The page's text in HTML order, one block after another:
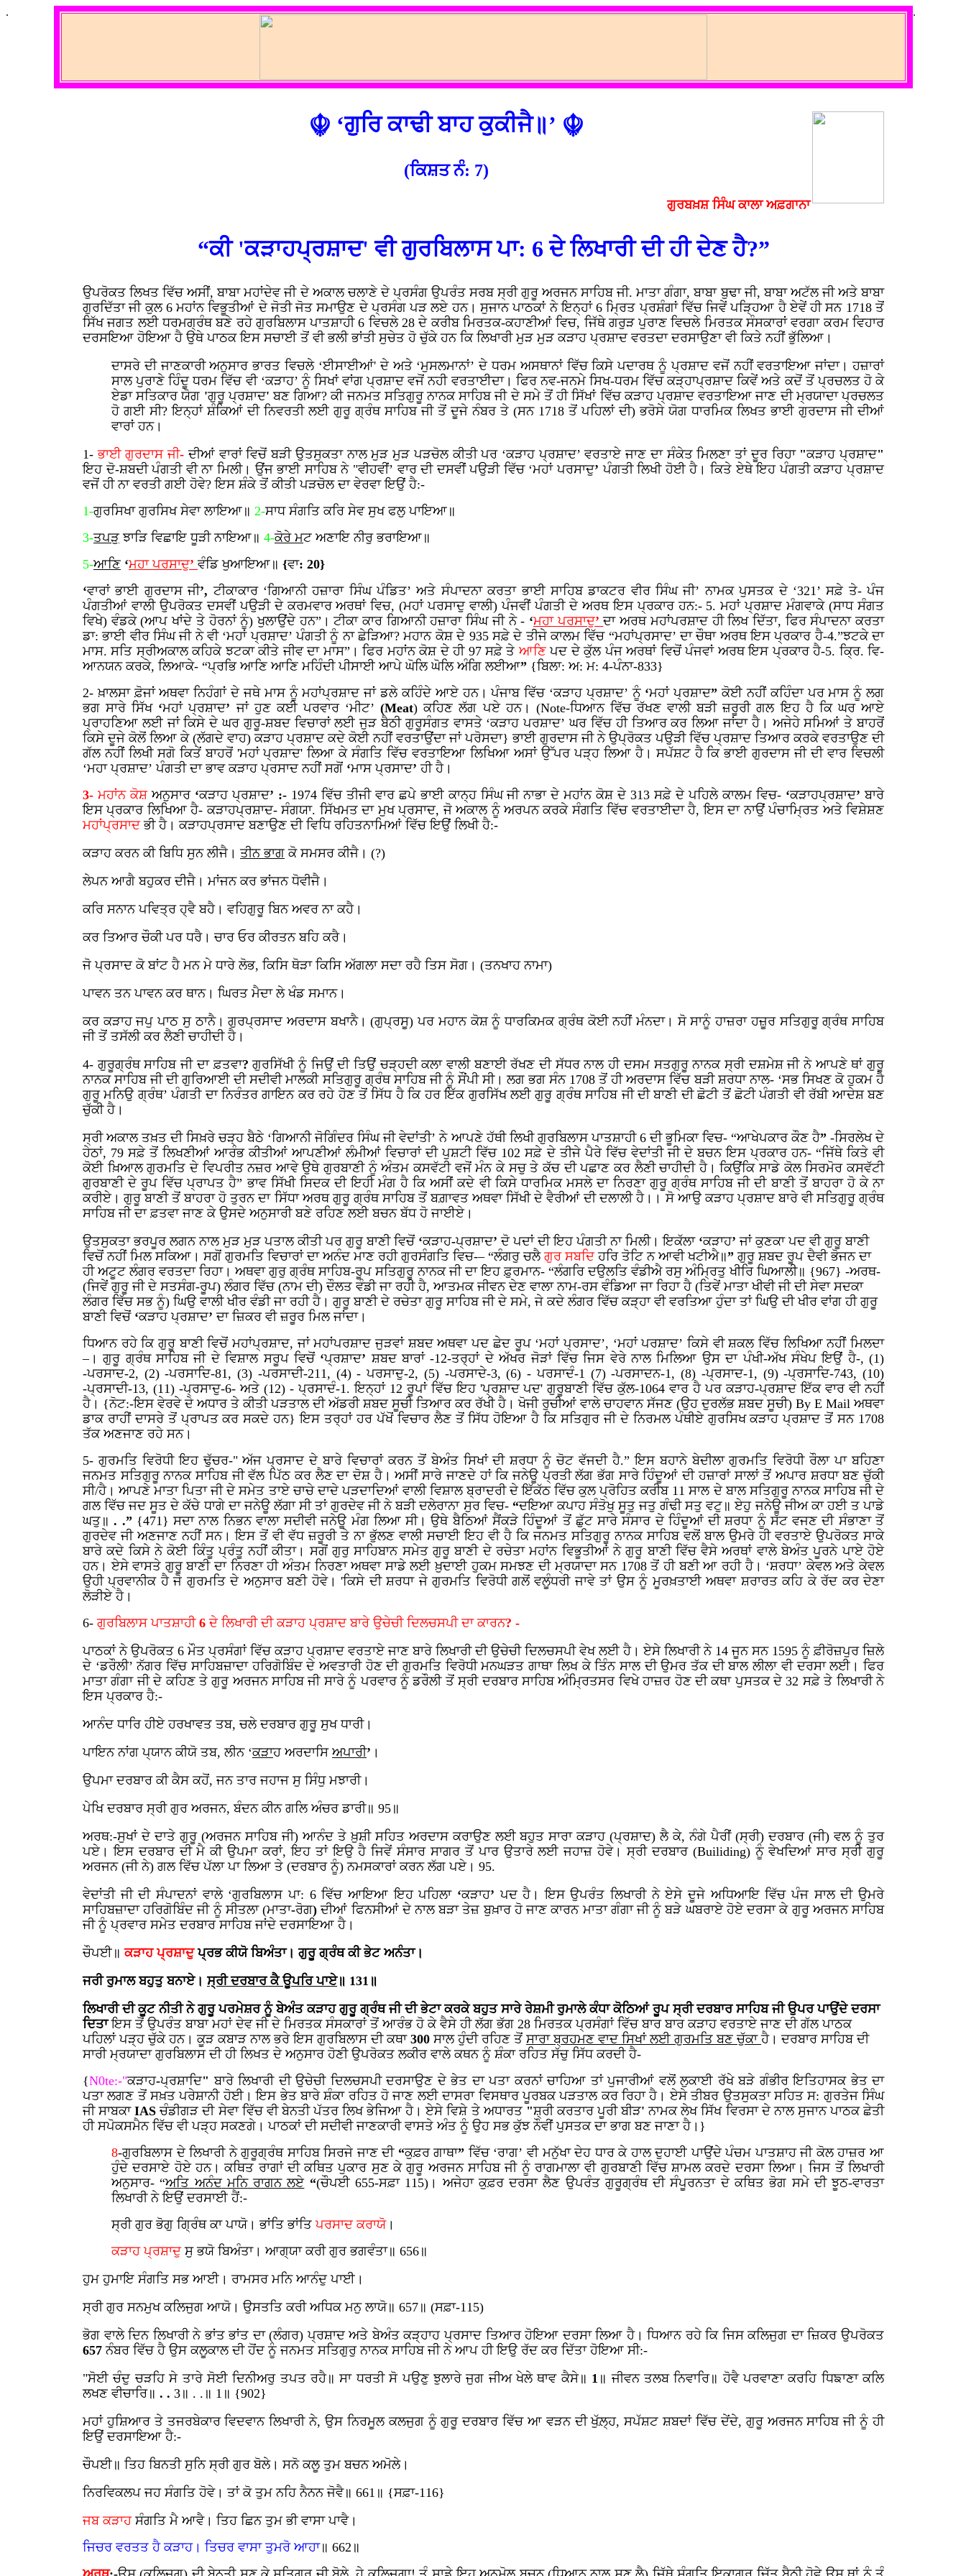
.
☬ ‘ਗੁਰਿ ਕਾਢੀ ਬਾਹ ਕੁਕੀਜੈ॥’ ☬
(ਕਿਸ਼ਤ ਨੰ: 7)
ਗੁਰਬਖ਼ਸ਼ ਸਿੰਘ ਕਾਲਾ ਅਫ਼ਗਾਨਾ
“ਕੀ 'ਕੜਾਹਪ੍ਰਸ਼ਾਦ' ਵੀ ਗੁਰਬਿਲਾਸ ਪਾ: 6 ਦੇ ਲਿਖਾਰੀ ਦੀ ਹੀ ਦੇਣ ਹੈ?”
ਉਪਰੋਕਤ ਲਿਖਤ ਵਿੱਚ ਅਸੀਂ, ਬਾਬਾ ਮਹਾਂਦੇਵ ਜੀ ਦੇ ਅਕਾਲ ਚਲਾਣੇ ਦੇ ਪ੍ਰਸੰਗ ਉਪਰੰਤ ਸਰਬ ਸ੍ਰੀ ਗੁਰੂ ਅਰਜਨ ਸਾਹਿਬ ਜੀ. ਮਾਤਾ ਗੰਗਾ, ਬਾਬਾ ਬੁਢਾ ਜੀ, ਬਾਬਾ ਅਟੱਲ ਜੀ ਅਤੇ ਬਾਬਾ
ਗੁਰਦਿੱਤਾ ਜੀ ਕੁਲ 6 ਮਹਾਂਨ ਵਿਭੂਤੀਆਂ ਦੇ ਜੋਤੀ ਜੋਤ ਸਮਾਉਣ ਦੇ ਪ੍ਰਸੰਗ ਪੜ ਲਏ ਹਨ। ਸੁਜਾਨ ਪਾਠਕਾਂ ਨੇ ਇਨ੍ਹਾਂ 6 ਮ੍ਰਿਤ ਪ੍ਰਸ਼ੰਗਾਂ ਵਿੱਚ ਜਿਵੇਂ ਪੜ੍ਹਿਆ ਹੈ ਏਵੇਂ ਹੀ ਸਨ 1718 ਤੋਂ
ਸਿੱਖ ਜਗਤ ਲਈ ਧਰਮਗ੍ਰੰਥ ਬਣੇ ਰਹੇ ਗੁਰਬਿਲਾਸ ਪਾਤਸ਼ਾਹੀ 6 ਵਿਚਲੇ 28 ਦੇ ਕਰੀਬ ਮਿਰਤਕ-ਕਹਾਣੀਆਂ ਵਿਚ, ਜਿੱਥੇ ਗਰੁੜ ਪੁਰਾਣ ਵਿਚਲੇ ਮਿਰਤਕ ਸੰਸਕਾਰਾਂ ਵਰਗਾ ਕਰਮ ਵਿਹਾਰ
ਦਰਸਇਆ ਹੋਇਆ ਹੈ ਉਥੇ ਪਾਠਕ ਇਸ ਸਚਾਈ ਤੋਂ ਵੀ ਭਲੀ ਭਾਂਤੀ ਸੁਚੇਤ ਹੋ ਚੁੱਕੇ ਹਨ ਕਿ ਲਿਖਾਰੀ ਮੁੜ ਮੁੜ ਕੜਾਹ ਪ੍ਰਸ਼ਾਦ ਵਰਤਦਾ ਦਰਸਾਉਣਾ ਵੀ ਕਿਤੇ ਨਹੀਂ ਭੁੱਲਿਆ।
ਦਾਸਰੇ ਦੀ ਜਾਣਕਾਰੀ ਅਨੁਸਾਰ ਭਾਰਤ ਵਿਚਲੇ ‘ਈਸਾਈਆਂ' ਦੇ ਅਤੇ ‘ਮੁਸਲਮਾਨ’ ਦੇ ਧਰਮ ਅਸਥਾਨਾਂ ਵਿੱਚ ਕਿਸੇ ਪਦਾਰਥ ਨੂੰ ਪ੍ਰਸ਼ਾਦ ਵਜੋਂ ਨਹੀਂ ਵਰਤਾਇਆ ਜਾਂਦਾ। ਹਜ਼ਾਰਾਂ
ਸਾਲ ਪੁਰਾਣੇ ਹਿੰਦੂ ਧਰਮ ਵਿੱਚ ਵੀ ‘ਕੜਾਹ’ ਨੂੰ ਸਿਖਾਂ ਵਾਂਗ ਪ੍ਰਸ਼ਾਦ ਵਜੋਂ ਨਹੀ ਵਰਤਾਈਦਾ। ਫਿਰ ਨਵ-ਜਨਮੇ ਸਿਖ-ਧਰਮ ਵਿੱਚ ਕੜ੍ਹਾਪ੍ਰਸ਼ਾਦ ਕਿਵੇਂ ਅਤੇ ਕਦੋਂ ਤੋਂ ਪ੍ਰਚਲਤ ਹੋ ਕੇ
ਏਡਾ ਸਤਿਕਾਰ ਯੋਗ 'ਗੁਰੂ ਪ੍ਰਸ਼ਾਦ' ਬਣ ਗਿਆ? ਕੀ ਜਨਮਤ ਸਤਿਗੁਰੂ ਨਾਨਕ ਸਾਹਿਬ ਜੀ ਦੇ ਸਮੇ ਤੋਂ ਹੀ ਸਿੱਖਾਂ ਵਿੱਚ ਕੜਾਹ ਪ੍ਰਸ਼ਾਦ ਵਰਤਾਇਆ ਜਾਣ ਦੀ ਮ੍ਰਯਾਦਾ ਪ੍ਰਚਲਤ
ਹੋ ਗਈ ਸੀ? ਇਨ੍ਹਾਂ ਸ਼ੰਕਿਆਂ ਦੀ ਨਿਵਰਤੀ ਲਈ ਗੁਰੂ ਗ੍ਰੰਥ ਸਾਹਿਬ ਜੀ ਤੋਂ ਦੂਜੇ ਨੰਬਰ ਤੇ (ਸਨ 1718 ਤੋਂ ਪਹਿਲਾਂ ਦੀ) ਭਰੋਸੇ ਯੋਗ ਧਾਰਮਿਕ ਲਿਖਤ ਭਾਈ ਗੁਰਦਾਸ ਜੀ ਦੀਆਂ
ਵਾਰਾਂ ਹਨ।
1-ਭਾਈ ਗੁਰਦਾਸ ਜੀ- ਦੀਆਂ ਵਾਰਾਂ ਵਿਚੋਂ ਬੜੀ ਉਤਸੁਕਤਾ ਨਾਲ ਮੁੜ ਮੁੜ ਪੜਚੋਲ ਕੀਤੀ ਪਰ ‘ਕੜਾਹ ਪ੍ਰਸ਼ਾਦ’ ਵਰਤਾਏ ਜਾਣ ਦਾ ਸੰਕੇਤ ਮਿਲਣਾ ਤਾਂ ਦੂਰ ਰਿਹਾ "ਕੜਾਹ ਪ੍ਰਸ਼ਾਦ"
ਇਹ ਦੋ-ਸ਼ਬਦੀ ਪੰਗਤੀ ਵੀ ਨਾ ਮਿਲੀ। ਉਂਜ ਭਾਈ ਸਾਹਿਬ ਨੇ "ਵੀਹਵੀਂ’ ਵਾਰ ਦੀ ਦਸਵੀਂ ਪਉੜੀ ਵਿੱਚ ‘ਮਹਾਂ ਪਰਸਾਦੁ’ਪੰਗਤੀ ਲਿਖੀ ਹੋਈ ਹੈ। ਕਿਤੇ ਏਥੇ ਇਹ ਪੰਗਤੀ ਕੜਾਹ ਪ੍ਰਸ਼ਾਦ
ਵਜੋਂ ਹੀ ਨਾ ਵਰਤੀ ਗਈ ਹੋਵੇ? ਇਸ ਸ਼ੰਕੇ ਤੋਂ ਕੀਤੀ ਪੜਚੋਲ ਦਾ ਵੇਰਵਾ ਇਉਂ ਹੈ:-
1-ਗੁਰਸਿਖਾ ਗੁਰਸਿਖ ਸੇਵਾ ਲਾਇਆ॥ 2-ਸਾਧ ਸੰਗਤਿ ਕਰਿ ਸੇਵ ਸੁਖ ਫਲੁ ਪਾਇਆ॥
3-ਤਪੜ ੁ ਝਾੜਿ ਵਿਛਾਇ ਧੂੜੀ ਨਾਇਆ॥ 4-ਕੋਰੇ ਮਟ ਅਣਾਇ ਨੀਰੁ ਭਰਾਇਆ॥
5-ਆਣਿ ‘ਮਹਾ ਪਰਸਾਦੁ’ ਵੰਡਿ ਖੁਆਇਆ॥ {ਵਾ: 20}
‘ਵਾਰਾਂ ਭਾਈ ਗੁਰਦਾਸ ਜੀ’, ਟੀਕਾਕਾਰ ‘ਗਿਆਨੀ ਹਜ਼ਾਰਾ ਸਿੰਘ ਪੰਡਿਤ’ ਅਤੇ ਸੰਪਾਦਨਾ ਕਰਤਾ ਭਾਈ ਸਾਹਿਬ ਡਾਕਟਰ ਵੀਰ ਸਿੰਘ ਜੀ’ ਨਾਮਕ ਪੁਸਤਕ ਦੇ ‘321’ ਸਫ਼ੇ ਤੇ- ਪੰਜ
ਪੰਗਤੀਆਂ ਵਾਲੀ ਉਪਰੋਕਤ ਦਸਵੀਂ ਪਉੜੀ ਦੇ ਕਰਮਵਾਰ ਅਰਥਾਂ ਵਿਚ, (ਮਹਾਂ ਪਰਸਾਦੁ ਵਾਲੀ) ਪੰਜਵੀਂ ਪੰਗਤੀ ਦੇ ਅਰਥ ਇਸ ਪ੍ਰਕਾਰ ਹਨ:- 5. ਮਹਾਂ ਪ੍ਰਸ਼ਾਦ ਮੰਗਵਾਕੇ (ਸਾਧ ਸੰਗਤ
ਵਿਖੇ) ਵੰਡਕੇ (ਆਪ ਖਾਂਦੇ ਤੇ ਹੋਰਨਾਂ ਨੂੰ) ਖੁਲਾਉਂਦੇ ਹਨ”। ਟੀਕਾ ਕਾਰ ਗਿਆਨੀ ਹਜ਼ਾਰਾ ਸਿੰਘ ਜੀ ਨੇ - ‘ਮਹਾ ਪਰਸਾਦੁ’ਦਾ ਅਰਥ ਮਹਾਂਪਰਸ਼ਾਦ ਹੀ ਲਿਖ ਦਿੱਤਾ, ਫਿਰ ਸੰਪਾਦਨਾ ਕਰਤਾ
ਡਾ: ਭਾਈ ਵੀਰ ਸਿੰਘ ਜੀ ਨੇ ਵੀ ‘ਮਹਾਂ ਪ੍ਰਸ਼ਾਦ’ ਪੰਗਤੀ ਨੂੰ ਨਾ ਛੇੜਿਆ? ਮਹਾਨ ਕੋਸ਼ ਦੇ 935 ਸਫ਼ੇ ਦੇ ਤੀਜੇ ਕਾਲਮ ਵਿੱਚ “ਮਹਾਂਪ੍ਰਸਾਦ’ ਦਾ ਚੌਥਾ ਅਰਥ ਇਸ ਪ੍ਰਕਾਰ ਹੈ-4.”ਝਟਕੇ ਦਾ
ਮਾਸ. ਸਤਿ ਸ੍ਰੀਅਕਾਲ ਕਹਿਕੇ ਝਟਕਾ ਕੀਤੇ ਜੀਵ ਦਾ ਮਾਸ”। ਫਿਰ ਮਹਾਂਨ ਕੋਸ਼ ਦੇ ਹੀ 97 ਸਫ਼ੇ ਤੇ ਆਣਿ ਪਦ ਦੇ ਕੁੱਲ ਪੰਜ ਅਰਥਾਂ ਵਿਚੋਂ ਪੰਜਵਾਂ ਅਰਥ ਇਸ ਪ੍ਰਕਾਰ ਹੈ-5. ਕ੍ਰਿ. ਵਿ-
ਆਨਯਨ ਕਰਕੇ, ਲਿਆਕੇ- “ਪ੍ਰਭਿ ਆਣਿ ਆਣਿ ਮਹਿੰਦੀ ਪੀਸਾਈ ਆਪੇ ਘੋਲਿ ਘੋਲਿ ਅੰਗਿ ਲਈਆ” {ਬਿਲਾ: ਅ: ਮ: 4-ਪੰਨਾ-833}
2-ਖ਼ਾਲਸਾ ਫ਼ੋਜਾਂ ਅਥਵਾ ਨਿਹੰਗਾਂ ਦੇ ਜਥੇ ਮਾਸ ਨੂੰ ਮਹਾਂਪ੍ਰਸ਼ਾਦ ਜਾਂ ਡਲੇ ਕਹਿੰਦੇ ਆਏ ਹਨ। ਪੰਜਾਬ ਵਿੱਚ ‘ਕੜਾਹ ਪ੍ਰਸ਼ਾਦ’ ਨੂੰ‘ਮਹਾਂ ਪ੍ਰਸ਼ਾਦ”ਕੋਈ ਨਹੀਂ ਕਹਿੰਦਾ ਪਰ ਮਾਸ ਨੂੰ ਲਗ
ਭਗ ਸਾਰੇ ਸਿੱਖ ‘ਮਹਾਂ ਪ੍ਰਸ਼ਾਦ’ਜਾਂ ਹੁਣ ਕਈ ਪਰਵਾਰ ‘ਮੀਟ’(Meat) ਕਹਿਣ ਲੱਗ ਪਏ ਹਨ। (Note-ਧਿਆਨ ਵਿੱਚ ਰੱਖਣ ਵਾਲੀ ਬੜੀ ਜ਼ਰੂਰੀ ਗਲ ਇਹ ਹੈ ਕਿ ਘਰ ਆਏ
ਪ੍ਰਾਹਣਿਆ ਲਈ ਜਾਂ ਕਿਸੇ ਦੇ ਘਰ ਗੁਰੂ-ਸ਼ਬਦ ਵਿਚਾਰਾਂ ਲਈ ਜੁੜ ਬੈਠੀ ਗੁਰੂਸੰਗਤ ਵਾਸਤੇ ‘ਕੜਾਹ ਪਰਸ਼ਾਦ’ ਘਰ ਵਿੱਚ ਹੀ ਤਿਆਰ ਕਰ ਲਿਆ ਜਾਂਦਾ ਹੈ। ਅਜੇਹੇ ਸਮਿਆਂ ਤੇ ਬਾਹਰੋਂ
ਕਿਸੇ ਦੂਜੇ ਕੋਲੋਂ ਲਿਆ ਕੇ (ਲੱਗਦੇ ਵਾਹ) ਕੜਾਹ ਪ੍ਰਸ਼ਾਦ ਕਦੇ ਕੋਈ ਨਹੀਂ ਵਰਤਾਉਂਦਾ ਜਾਂ ਪਰੋਸਦਾ} ਭਾਈ ਗੁਰਦਾਸ ਜੀ ਨੇ ਉਪ੍ਰੋਕਤ ਪਉੜੀ ਵਿੱਚ ਪ੍ਰਸ਼ਾਦ ਤਿਆਰ ਕਰਕੇ ਵਰਤਾਉਣ ਦੀ
ਗੱਲ ਨਹੀਂ ਲਿਖੀ ਸਗੋ ਕਿਤੇਂ ਬਾਹਰੋਂ 'ਮਹਾਂ ਪ੍ਰਸ਼ਾਦ' ਲਿਆ ਕੇ ਸੰਗਤਿ ਵਿੱਚ ਵਰਤਾਇਆ ਲਿਖਿਆ ਅਸਾਂ ਉੱਪਰ ਪੜ੍ਹ ਲਿਆ ਹੈ। ਸਪੱਸ਼ਟ ਹੈ ਕਿ ਭਾਈ ਗੁਰਦਾਸ ਜੀ ਦੀ ਵਾਰ ਵਿਚਲੀ
‘ਮਹਾ ਪ੍ਰਸ਼ਾਦ’ ਪੰਗਤੀ ਦਾ ਭਾਵ ਕੜਾਹ ਪ੍ਰਸਾਦ ਨਹੀਂ ਸਗੋਂ ‘ਮਾਸ ਪ੍ਰਸਾਦ’ਹੀ ਹੈ।
3- ਮਹਾਂਨ ਕੋਸ਼ ਅਨੁਸਾਰ‘ਕੜਾਹ ਪ੍ਰਸ਼ਾਦ’ :-1974 ਵਿੱਚ ਤੀਜੀ ਵਾਰ ਛਪੇ ਭਾਈ ਕਾਨ੍ਹ ਸਿੰਘ ਜੀ ਨਾਭਾ ਦੇ ਮਹਾਂਨ ਕੋਸ਼ ਦੇ 313 ਸਫ਼ੇ ਦੇ ਪਹਿਲੇ ਕਾਲਮ ਵਿਚ- ‘ਕੜਾਹਪ੍ਰਸ਼ਾਦ’ਬਾਰੇ
ਇਸ ਪ੍ਰਕਾਰ ਲਿਖਿਆ ਹੈ- ਕੜਾਹਪ੍ਰਸ਼ਾਦ- ਸੰਗਯਾ. ਸਿੱਖਮਤ ਦਾ ਮੁਖ ਪ੍ਰਸਾਦ, ਜੋ ਅਕਾਲ ਨੂੰ ਅਰਪਨ ਕਰਕੇ ਸੰਗਤਿ ਵਿੱਚ ਵਰਤਾਈਦਾ ਹੈ, ਇਸ ਦਾ ਨਾਉਂ ਪੰਚਾਮ੍ਰਿਤ ਅਤੇ ਵਿਸ਼ੇਸ਼ਣ
ਮਹਾਂਪ੍ਰਸਾਦਭੀ ਹੈ। ਕੜਾਹਪ੍ਰਸਾਦ ਬਣਾਉਣ ਦੀ ਵਿਧਿ ਰਹਿਤਨਾਮਿਆਂ ਵਿੱਚ ਇਉਂ ਲਿਖੀ ਹੈ:-
ਕੜਾਹ ਕਰਨ ਕੀ ਬਿਧਿ ਸੁਨ ਲੀਜੈ। ਤੀਨ ਭਾਗ ਕੋ ਸਮਸਰ ਕੀਜੈ। (?)
ਲੇਪਨ ਆਗੈ ਬਹੁਕਰ ਦੀਜੈ। ਮਾਂਜਨ ਕਰ ਭਾਂਜਨ ਧੋਵੀਜੈ।
ਕਰਿ ਸਨਾਨ ਪਵਿਤ੍ਰ ਹ੍ਵੈ ਬਹੈ। ਵਹਿਗੁਰੂ ਬਿਨ ਅਵਰ ਨਾ ਕਹੈ।
ਕਰ ਤਿਆਰ ਚੌਕੀ ਪਰ ਧਰੈ। ਚਾਰ ਓਰ ਕੀਰਤਨ ਬਹਿ ਕਰੈ।
ਜੋ ਪ੍ਰਸਾਦ ਕੋ ਬਾਂਟ ਹੈ ਮਨ ਮੇ ਧਾਰੇ ਲੋਭ, ਕਿਸਿ ਥੋੜਾ ਕਿਸਿ ਅੱਗਲਾ ਸਦਾ ਰਹੈ ਤਿਸ ਸੋਗ। (ਤਨਖਾਹ ਨਾਮਾ)
ਪਾਵਨ ਤਨ ਪਾਵਨ ਕਰ ਥਾਨ। ਘਿਰਤ ਮੈਦਾ ਲੇ ਖੰਡ ਸਮਾਨ।
ਕਰ ਕੜਾਹ ਜਪੁ ਪਾਠ ਸੁ ਠਾਨੈ। ਗੁਰਪ੍ਰਸਾਦ ਅਰਦਾਸ ਬਖਾਨੈ। (ਗੁਪ੍ਰਸੂ) ਪਰ ਮਹਾਨ ਕੋਸ਼ ਨੂੰ ਧਾਰਕਿਮਕ ਗ੍ਰੰਥ ਕੋਈ ਨਹੀਂ ਮੰਨਦਾ। ਸੋ ਸਾਨੂੰ ਹਾਜ਼ਰਾ ਹਜ਼ੂਰ ਸਤਿਗੁਰੂ ਗ੍ਰੰਥ ਸਾਹਿਬ
ਜੀ ਤੋਂ ਤਸੱਲੀ ਕਰ ਲੈਣੀ ਚਾਹੀਦੀ ਹੈ।
4- ਗੁਰੂਗ੍ਰੰਥ ਸਾਹਿਬ ਜੀ ਦਾ ਫ਼ਤਵਾ?ਗੁਰਸਿੱਖੀ ਨੂੰ ਜਿਉਂ ਦੀ ਤਿਉਂ ਚੜ੍ਹਦੀ ਕਲਾ ਵਾਲੀ ਬਣਾਈ ਰੱਖਣ ਦੀ ਸੱਧਰ ਨਾਲ ਹੀ ਦਸਮ ਸਤਗੁਰੂ ਨਾਨਕ ਸ੍ਰੀ ਦਸ਼ਮੇਸ਼ ਜੀ ਨੇ ਆਪਣੇ ਥਾਂ ਗੁਰੂ
ਨਾਨਕ ਸਾਹਿਬ ਜੀ ਦੀ ਗੁਰਿਆਈ ਦੀ ਸਦੀਵੀ ਮਾਲਕੀ ਸਤਿਗੁਰੂ ਗ੍ਰੰਥ ਸਾਹਿਬ ਜੀ ਨੂੰ ਸੌਂਪੀ ਸੀ। ਲਗ ਭਗ ਸੰਨ 1708 ਤੋਂ ਹੀ ਅਰਦਾਸ ਵਿੱਚ ਬੜੀ ਸ਼ਰਧਾ ਨਾਲ- ‘ਸਭ ਸਿਖਣ ਕੋ ਹੁਕਮ ਹੈ
ਗੁਰੂ ਮਨਿਉ ਗ੍ਰੰਥ’ ਪੰਗਤੀ ਦਾ ਨਿਰੰਤਰ ਗਾਇਨ ਕਰ ਰਹੇ ਹੋਣ ਤੋਂ ਸਿੱਧ ਹੈ ਕਿ ਹਰ ਇੱਕ ਗੁਰਸਿੱਖ ਲਈ ਗੁਰੂ ਗ੍ਰੰਥ ਸਾਹਿਬ ਜੀ ਦੀ ਬਾਣੀ ਦੀ ਛੋਟੀ ਤੋਂ ਛੋਟੀ ਪੰਗਤੀ ਵੀ ਰੱਬੀ ਆਦੇਸ਼ ਬਣ
ਚੁੱਕੀ ਹੈ।
ਸ੍ਰੀ ਅਕਾਲ ਤਖ਼ਤ ਦੀ ਸਿਖ਼ਰੇ ਚੜ੍ਹ ਬੈਠੇ ‘ਗਿਆਨੀ ਜੋਗਿੰਦਰ ਸਿੰਘ ਜੀ ਵੇਦਾਂਤੀ’ ਨੇ ਆਪਣੇ ਹੱਥੀ ਲਿਖੀ ਗੁਰਬਿਲਾਸ ਪਾਤਸ਼ਾਹੀ 6 ਦੀ ਭੂਮਿਕਾ ਵਿਚ- “ਆਖੇਪਕਾਰ ਕੌਣ ਹੈ” -ਸਿਰਲੇਖ ਦੇ
ਹੇਠਾਂ, 79 ਸਫ਼ੇ ਤੋਂ ਲਿਖਣੀਆਂ ਆਰੰਭ ਕੀਤੀਆਂ ਆਪਣੀਆਂ ਲੰਮੀਆਂ ਵਿਚਾਰਾਂ ਦੀ ਪੁਸ਼ਟੀ ਵਿੱਚ 102 ਸਫ਼ੇ ਦੇ ਤੀਜੇ ਪੈਰੇ ਵਿੱਚ ਵੇਦਾਂਤੀ ਜੀ ਦੇ ਬਚਨ ਇਸ ਪ੍ਰਕਾਰ ਹਨ- “ਜਿੱਥੇ ਕਿਤੇ ਵੀ
ਕੋਈ ਖ਼ਿਆਲ ਗੁਰਮਤਿ ਦੇ ਵਿਪਰੀਤ ਨਜ਼ਰ ਆਵੇ ਉਥੇ ਗੁਰਬਾਣੀ ਨੂੰ ਅੰਤਮ ਕਸਵੱਟੀ ਵਜੋਂ ਮੰਨ ਕੇ ਸਚੁ ਤੇ ਕੱਚ ਦੀ ਪਛਾਣ ਕਰ ਲੈਣੀ ਚਾਹੀਦੀ ਹੈ। ਕਿਉਂਕਿ ਸਾਡੇ ਕੋਲ ਸਿਰਮੋਰ ਕਸਵੱਟੀ
ਗੁਰਬਾਣੀ ਦੇ ਰੂਪ ਵਿੱਚ ਪ੍ਰਾਪਤ ਹੈ” ਭਾਵ ਸਿੱਖੀ ਸਿਦਕ ਦੀ ਇਹੀ ਮੰਗ ਹੈ ਕਿ ਅਸੀਂ ਕਦੇ ਵੀ ਕਿਸੇ ਧਾਰਮਿਕ ਮਸਲੇ ਦਾ ਨਿਰਣਾ ਗੁਰੂ ਗ੍ਰੰਥ ਸਾਹਿਬ ਜੀ ਦੀ ਬਾਣੀ ਤੋਂ ਬਾਹਰਾ ਹੋ ਕੇ ਨਾ
ਕਰੀਏ। ਗੁਰੂ ਬਾਣੀ ਤੋਂ ਬਾਹਰਾ ਹੋ ਤੁਰਨ ਦਾ ਸਿੱਧਾ ਅਰਥ ਗੁਰੂ ਗ੍ਰੰਥ ਸਾਹਿਬ ਤੋਂ ਬਗ਼ਾਵਤ ਅਥਵਾ ਸਿੱਖੀ ਦੇ ਵੈਰੀਆਂ ਦੀ ਦਲਾਲੀ ਹੈ।। ਸੋ ਆਉ ਕੜਾਹ ਪ੍ਰਸ਼ਾਦ ਬਾਰੇ ਵੀ ਸਤਿਗੁਰੂ ਗ੍ਰੰਥ
ਸਾਹਿਬ ਜੀ ਦਾ ਫ਼ਤਵਾ ਜਾਣ ਕੇ ਉਸਦੇ ਅਨੁਸਾਰੀ ਬਣੇ ਰਹਿਣ ਲਈ ਬਚਨ ਬੱਧ ਹੋ ਜਾਈਏ।
ਉਤਸੁਕਤਾ ਭਰਪੂਰ ਲਗਨ ਨਾਲ ਮੁੜ ਮੁੜ ਪਤਾਲ ਕੀਤੀ ਪਰ ਗੁਰੂ ਬਾਣੀ ਵਿਚੋਂ ‘ਕੜਾਹ-ਪ੍ਰਸ਼ਾਦ’ ਦੋ ਪਦਾਂ ਦੀ ਇਹ ਪੰਗਤੀ ਨਾ ਮਿਲੀ। ਇਕੱਲਾ ‘ਕੜਾਹ’ਜਾਂ ਕੁਣਕਾ ਪਦ ਵੀ ਗੁਰੂ ਬਾਣੀ
ਵਿਚੋਂ ਨਹੀਂ ਮਿਲ ਸਕਿਆ। ਸਗੋਂ ਗੁਰਮਤਿ ਵਿਚਾਰਾਂ ਦਾ ਅਨੰਦ ਮਾਣ ਰਹੀ ਗੁਰਸੰਗਤਿ ਵਿਚ-– “ਲੰਗਰੁ ਚਲੈ ਗੁਰ ਸਬਦਿ ਹਰਿ ਤੋਟਿ ਨ ਆਵੀ ਖਟੀਐ॥” ਗੁਰੂ ਸ਼ਬਦ ਰੂਪ ਦੈਵੀ ਭੋਜਨ ਦਾ
ਹੀ ਅਟੂਟ ਲੰਗਰ ਵਰਤਦਾ ਰਿਹਾ। ਅਥਵਾ ਗੁਰੁ ਗ੍ਰੰਥ ਸਾਹਿਬ-ਰੂਪ ਸਤਿਗੁਰੂ ਨਾਨਕ ਜੀ ਦਾ ਇਹ ਫ਼ੁਰਮਾਨ- “ਲੰਗਰਿ ਦਉਲਤਿ ਵੰਡੀਐ ਰਸੁ ਅੰਮ੍ਰਿਤੁ ਖੀਰਿ ਘਿਆਲੀ॥ {967} -ਅਰਥ-
(ਜਿਵੇਂ ਗੁਰੂ ਜੀ ਦੇ ਸਤਸੰਗ-ਰੂਪ) ਲੰਗਰ ਵਿੱਚ (ਨਾਮ ਦੀ) ਦੌਲਤ ਵੰਡੀ ਜਾ ਰਹੀ ਹੈ, ਆਤਮਕ ਜੀਵਨ ਦੇਣ ਵਾਲਾ ਨਾਮ-ਰਸ ਵੰਡਿਆ ਜਾ ਰਿਹਾ ਹੈ (ਤਿਵੇਂ ਮਾਤਾ ਖੀਵੀ ਜੀ ਦੀ ਸੇਵਾ ਸਦਕਾ
ਲੰਗਰ ਵਿੱਚ ਸਭ ਨੂੰ) ਘਿਉ ਵਾਲੀ ਖੀਰ ਵੰਡੀ ਜਾ ਰਹੀ ਹੈ। ਗੁਰੂ ਬਾਣੀ ਦੇ ਰਚੇਤਾ ਗੁਰੂ ਸਾਹਿਬ ਜੀ ਦੇ ਸਮੇ, ਜੇ ਕਦੇ ਲੰਗਰ ਵਿੱਚ ਕੜ੍ਹਾ ਵੀ ਵਰਤਿਆ ਹੁੰਦਾ ਤਾਂ ਘਿਉ ਦੀ ਖੀਰ ਵਾਂਗ ਹੀ ਗੁਰੂ
ਬਾਣੀ ਵਿਚੋਂ ‘ਕੜਾਹ ਪ੍ਰਸ਼ਾਦ’ ਦਾ ਜ਼ਿਕਰ ਵੀ ਜ਼ਰੂਰ ਮਿਲ ਜਾਂਦਾ।
ਧਿਆਨ ਰਹੇ ਕਿ ਗੁਰੂ ਬਾਣੀ ਵਿਚੋਂ ਮਹਾਂਪ੍ਰਸ਼ਾਦ, ਜਾਂ ਮਹਾਂਪਰਸ਼ਾਦ ਜੁੜਵਾਂ ਸ਼ਬਦ ਅਥਵਾ ਪਦ ਛੇਦ ਰੂਪ ‘ਮਹਾਂ ਪ੍ਰਸਾਦ’, ‘ਮਹਾਂ ਪਰਸ਼ਾਦ’ ਕਿਸੇ ਵੀ ਸ਼ਕਲ ਵਿੱਚ ਲਿਖਿਆ ਨਹੀਂ ਮਿਲਦਾ
–। ਗੁਰੂ ਗ੍ਰੰਥ ਸਾਹਿਬ ਜੀ ਦੇ ਵਿਸ਼ਾਲ ਸਰੂਪ ਵਿਚੋਂ ‘ਪ੍ਰਸ਼ਾਦ’ ਸ਼ਬਦ ਬਾਰਾਂ -12-ਤਰ੍ਹਾਂ ਦੇ ਅੱਖਰ ਜੋੜਾਂ ਵਿੱਚ ਜਿਸ ਵੇਰੇ ਨਾਲ ਮਿਲਿਆ ਉਸ ਦਾ ਪੰਖੀ-ਅੱਖ ਸੰਖੇਪ ਇਉਂ ਹੈ-, (1)
-ਪਰਸਾਦ-2, (2) -ਪਰਸਾਦਿ-81, (3) -ਪਰਸਾਦੀ-211, (4) - ਪਰਸਾਦੁ-2, (5) -ਪਰਸਾਦੇ-3, (6) - ਪਰਸਾਦੰ-1 (7) -ਪਰਸਾਦਨ-1, (8) -ਪ੍ਰਸਾਦ-1, (9) -ਪ੍ਰਸਾਦਿ-743, (10)
-ਪ੍ਰਸਾਦੀ-13, (11) -ਪ੍ਰਸਾਦੁ-6- ਅਤੇ (12) - ਪ੍ਰਸਾਦੰ-1. ਇਨ੍ਹਾਂ 12 ਰੂਪਾਂ ਵਿੱਚ ਇਹ 'ਪ੍ਰਸ਼ਾਦ ਪਦ' ਗੁਰੂਬਾਣੀ ਵਿੱਚ ਕੁੱਲ-1064 ਵਾਰ ਹੈ ਪਰ ਕੜਾਹ-ਪ੍ਰਸ਼ਾਦ ਇੱਕ ਵਾਰ ਵੀ ਨਹੀਂ
ਹੈ। {ਨੋਟ:-ਇਸ ਵੇਰਵੇ ਦੇ ਅਧਾਰ ਤੇ ਕੀਤੀ ਪੜਤਾਲ ਦੀ ਅੱਡਰੀ ਸ਼ਬਦ ਸੂਚੀ ਤਿਆਰ ਕਰ ਰੱਖੀ ਹੈ। ਖੋਜੀ ਰੁਚੀਆਂ ਵਾਲੇ ਚਾਹਵਾਨ ਸੱਜਣ (ਉਹ ਦੁਰਲੱਭ ਸ਼ਬਦ ਸੂਚੀ) By E Mail ਅਥਵਾ
ਡਾਕ ਰਾਹੀਂ ਦਾਸਰੇ ਤੋਂ ਪ੍ਰਾਪਤ ਕਰ ਸਕਦੇ ਹਨ} ਇਸ ਤਰ੍ਹਾਂ ਹਰ ਪੱਖੋਂ ਵਿਚਾਰ ਲੈਣ ਤੋਂ ਸਿੱਧ ਹੋਇਆ ਹੈ ਕਿ ਸਤਿਗੁਰ ਜੀ ਦੇ ਨਿਰਮਲ ਪੰਥੀਏ ਗੁਰਸਿਖ ਕੜਾਹ ਪ੍ਰਸ਼ਾਦ ਤੋਂ ਸਨ 1708
ਤੱਕ ਅਣਜਾਣ ਰਹੇ ਸਨ।
5- ਗੁਰਮਤਿ ਵਿਰੋਧੀ ਇਹ ਢੁੱਚਰ-" ਅੱਜ ਪ੍ਰਸਾਦ ਦੇ ਬਾਰੇ ਵਿਚਾਰਾਂ ਕਰਨ ਤੋਂ ਬੇਅੰਤ ਸਿਖਾਂ ਦੀ ਸ਼ਰਧਾ ਨੂੰ ਚੋਟ ਵੱਜਦੀ ਹੈ.” ਇਸ ਬਹਾਨੇ ਬੇਦੀਲਾ ਗੁਰਮਤਿ ਵਿਰੋਧੀ ਰੌਲਾ ਪਾ ਬਹਿਣਾ
ਜਨਮਤ ਸਤਿਗੁਰੂ ਨਾਨਕ ਸਾਹਿਬ ਜੀ ਵੱਲ ਪਿੱਠ ਕਰ ਲੈਣ ਦਾ ਦੋਸ਼ ਹੈ। ਅਸੀਂ ਸਾਰੇ ਜਾਣਦੇ ਹਾਂ ਕਿ ਜਨੇਊ ਪ੍ਰਤੀ ਲੱਗ ਭੱਗ ਸਾਰੇ ਹਿੰਦੂਆਂ ਦੀ ਹਜ਼ਾਰਾਂ ਸਾਲਾਂ ਤੋਂ ਅਪਾਰ ਸ਼ਰਧਾ ਬਣ ਚੁੱਕੀ
ਸੀ/ਹੈ। ਆਪਣੇ ਮਾਤਾ ਪਿਤਾ ਜੀ ਦੇ ਸਮੇਤ ਤਾਏ ਚਾਚੇ ਦਾਦੇ ਪੜਦਾਦਿਆਂ ਵਾਲੀ ਵਿਸ਼ਾਲ ਬ੍ਰਾਦਰੀ ਦੇ ਇੱਕੱਠ ਵਿੱਚ ਕੁਲ ਪ੍ਰੋਹਿਤ ਕਰੀਬ 11 ਸਾਲ ਦੇ ਬਾਲ ਸਤਿਗੁਰੂ ਨਾਨਕ ਸਾਹਿਬ ਜੀ ਦੇ
ਗਲ ਵਿੱਚ ਜਦ ਸੂਤ ਦੇ ਕੱਚੇ ਧਾਗੇ ਦਾ ਜਨੇਊ ਲੱਗਾ ਸੀ ਤਾਂ ਗੁਰਦੇਵ ਜੀ ਨੇ ਬੜੀ ਦਲੇਰਾਨਾ ਸੁਰ ਵਿਚ-“ਦਇਆ ਕਪਾਹ ਸੰਤੋਖੁ ਸੂਤੁ ਜਤੁ ਗੰਢੀ ਸਤੁ ਵਟੁ॥ ਏਹੁ ਜਨੇਊ ਜੀਅ ਕਾ ਹਈ ਤ ਪਾਡੇ
ਘਤੁ॥ . .”{471} ਸਦਾ ਨਾਲ ਨਿਭਨ ਵਾਲਾ ਸਦੀਵੀ ਜਨੇਊ ਮੰਗ ਲਿਆ ਸੀ। ਉਥੇ ਬੈਠਿਆਂ ਸੈਂਕੜੇ ਹਿੰਦੂਆਂ ਤੋਂ ਛੁੱਟ ਸਾਰੇ ਸੰਸਾਰ ਦੇ ਹਿੰਦੂਆਂ ਦੀ ਸ਼ਰਧਾ ਨੂੰ ਸੱਟ ਵਜਣ ਦੀ ਸੰਭਾਣਾ ਤੋਂ
ਗੁਰਦੇਵ ਜੀ ਅਣਜਾਣ ਨਹੀਂ ਸਨ। ਇਸ ਤੋਂ ਵੀ ਵੱਧ ਜ਼ਰੂਰੀ ਤੇ ਨਾ ਭੁੱਲਣ ਵਾਲੀ ਸਚਾਈ ਇਹ ਵੀ ਹੈ ਕਿ ਜਨਮਤ ਸਤਿਗੁਰੂ ਨਾਨਕ ਸਾਹਿਬ ਵਲੋਂ ਬਾਲ ਉਮਰੇ ਹੀ ਵਰਤਾਏ ਉਪਰੋਕਤ ਸਾਕੇ
ਬਾਰੇ ਕਦੇ ਕਿਸੇ ਨੇ ਕੋਈ ਕਿੰਤੂ ਪ੍ਰੰਤੂ ਨਹੀਂ ਕੀਤਾ। ਸਗੋਂ ਗੁਰੁ ਸਾਹਿਬਾਨ ਸਮੇਤ ਗੁਰੂ ਬਾਣੀ ਦੇ ਰਚੇਤਾ ਮਹਾਂਨ ਵਿਭੂਤੀਆਂ ਨੇ ਗੁਰੂ ਬਾਣੀ ਵਿੱਚ ਵੈਸੇ ਅਰਥਾਂ ਵਾਲੇ ਬੇਅੰਤ ਪੂਰਨੇ ਪਾਏ ਹੋਏ
ਹਨ। ਏਸੇ ਵਾਸਤੇ ਗੁਰੂ ਬਾਣੀ ਦਾ ਨਿਰਣਾ ਹੀ ਅੰਤਮ ਨਿਰਣਾ ਅਥਵਾ ਸਾਡੇ ਲਈ ਖ਼ੁਦਾਈ ਹੁਕਮ ਸਮਝਣ ਦੀ ਮ੍ਰਯਾਦਾ ਸਨ 1708 ਤੋਂ ਹੀ ਬਣੀ ਆ ਰਹੀ ਹੈ। ‘ਸ਼ਰਧਾ’ ਕੇਵਲ ਅਤੇ ਕੇਵਲ
ਉਹੀ ਪ੍ਰਵਾਨੀਕ ਹੈ ਜੋ ਗੁਰਮਤਿ ਦੇ ਅਨੁਸਾਰ ਬਣੀ ਹੋਵੇ। 'ਕਿਸੇ ਦੀ ਸ਼ਰਧਾ ਜੇ ਗੁਰਮਤਿ ਵਿਰੋਧੀ ਗਲੋਂ ਵਲੂੰਧਰੀ ਜਾਵੇ ਤਾਂ ਉਸ ਨੂੰ ਮੂਰਖ਼ਤਾਈ ਅਥਵਾ ਸ਼ਰਾਰਤ ਕਹਿ ਕੇ ਰੱਦ ਕਰ ਦੇਣਾ
ਲੋੜੀਏ ਹੈ।
6- ਗੁਰਬਿਲਾਸ ਪਾਤਸ਼ਾਹੀ6 ਦੇ ਲਿਖਾਰੀ ਦੀ ਕੜਾਹ ਪ੍ਰਸ਼ਾਦ ਬਾਰੇ ਉਚੇਚੀ ਦਿਲਚਸਪੀ ਦਾ ਕਾਰਨ? -
ਪਾਠਕਾਂ ਨੇ ਉਪਰੋਕਤ 6 ਮੌਤ ਪ੍ਰਸੰਗਾਂ ਵਿੱਚ ਕੜਾਹ ਪ੍ਰਸ਼ਾਦ ਵਰਤਾਏ ਜਾਣ ਬਾਰੇ ਲਿਖਾਰੀ ਦੀ ਉਚੇਚੀ ਦਿਲਚਸਪੀ ਵੇਖ ਲਈ ਹੈ। ਏਸੇ ਲਿਖਾਰੀ ਨੇ 14 ਜੂਨ ਸਨ 1595 ਨੂੰ ਫ਼ੀਰੋਜ਼ਪੁਰ ਜ਼ਿਲੇ
ਦੇ ‘ਡਰੌਲੀ’ ਨੱਗਰ ਵਿੱਚ ਸਾਹਿਬਜ਼ਾਦਾ ਹਰਿਗੋਬਿੰਦ ਦੇ ਅਵਤਾਰੀ ਹੋਣ ਦੀ ਗੁਰਮਤਿ ਵਿਰੋਧੀ ਮਨਘੜਤ ਗਾਥਾ ਲਿਖ ਕੇ ਤਿੰਨ ਸਾਲ ਦੀ ਉਮਰ ਤੱਕ ਦੀ ਬਾਲ ਲੀਲਾ ਵੀ ਦਰਸਾ ਲਈ। ਫਿਰ
ਮਾਤਾ ਗੰਗਾ ਜੀ ਦੇ ਕਹਿਣ ਤੇ ਗੁਰੂ ਅਰਜਨ ਸਾਹਿਬ ਜੀ ਸਾਰੇ ਨੂੰ ਪਰਵਾਰ ਨੂੰ ਡਰੌਲੀ ਤੋਂ ਸ੍ਰੀ ਦਰਬਾਰ ਸਾਹਿਬ ਅੰਮ੍ਰਿਤਸਰ ਵਿਖੇ ਹਾਜ਼ਰ ਹੋਣ ਦੀ ਕਥਾ ਪੁਸਤਕ ਦੇ 32 ਸਫ਼ੇ ਤੇ ਲਿਖਾਰੀ ਨੇ
ਇਸ ਪ੍ਰਕਾਰ ਹੈ:-
ਆਨੰਦ ਧਾਰਿ ਹੀਏ ਹਰਖਾਵਤ ਤਬ, ਚਲੇ ਦਰਬਾਰ ਗੁਰੂ ਸੁਖ ਧਾਰੀ।
ਪਾਇਨ ਨਾਂਗ ਪ੍ਯਾਨ ਕੀਯੋ ਤਬ, ਲੀਨ ‘ਕੜਾਹ ਅਰਦਾਸਿ ਅਪਾਰੀ’ ।
ਉਪਮਾ ਦਰਬਾਰ ਕੀ ਕੈਸ ਕਹੋਂ, ਜਨ ਤਾਰ ਜਹਾਜ ਸੁ ਸਿੰਧੁ ਮਝਾਰੀ।
ਪੇਖਿ ਦਰਬਾਰ ਸ੍ਰੀ ਗੁਰ ਅਰਜਨ, ਬੰਦਨ ਕੀਨ ਗਲਿ ਅੰਚਰ ਡਾਰੀ॥ 95॥
ਅਰਥ:-ਸੁਖਾਂ ਦੇ ਦਾਤੇ ਗੁਰੂ (ਅਰਜਨ ਸਾਹਿਬ ਜੀ) ਆਨੰਦ ਤੇ ਖ਼ੁਸ਼ੀ ਸਹਿਤ ਅਰਦਾਸ ਕਰਾਉਣ ਲਈ ਬਹੁਤ ਸਾਰਾ ਕੜਾਹ (ਪ੍ਰਸ਼ਾਦ) ਲੈ ਕੇ, ਨੰਗੇ ਪੈਰੀਂ (ਸ੍ਰੀ) ਦਰਬਾਰ (ਜੀ) ਵਲ ਨੂੰ ਤੁਰ
ਪਏ। ਇਸ ਦਰਬਾਰ ਦੀ ਮੈ ਕੀ ਉਪਮਾ ਕਰਾਂ, ਇਹ ਤਾਂ ਇਉ ਹੈ ਜਿਵੇਂ ਸੰਸਾਰ ਸਾਗਰ ਤੋਂ ਪਾਰ ਉਤਾਰੇ ਲਈ ਜਹਾਜ਼ ਹੋਵੇ। ਸ੍ਰੀ ਦਰਬਾਰ (Builiding)ਨੂੰ ਵੇਖਦਿਆਂ ਸਾਰ ਸ੍ਰੀ ਗੁਰੂ
ਅਰਜਨ (ਜੀ ਨੇ) ਗਲ ਵਿੱਚ ਪੱਲਾ ਪਾ ਲਿਆ ਤੇ (ਦਰਬਾਰ ਨੂੰ) ਨਮਸਕਾਰਾਂ ਕਰਨ ਲੱਗ ਪਏ। 95.
ਵੇਦਾਂਤੀ ਜੀ ਦੀ ਸੰਪਾਦਨਾਂ ਵਾਲੇ ‘ਗੁਰਬਿਲਾਸ ਪਾ: 6 ਵਿੱਚ ਆਇਆ ਇਹ ਪਹਿਲਾ ‘ਕੜਾਹ’ਪਦ ਹੈ। ਇਸ ਉਪਰੰਤ ਲਿਖਾਰੀ ਨੇ ਏਸੇ ਦੂਜੇ ਅਧਿਆਇ ਵਿੱਚ ਪੰਜ ਸਾਲ ਦੀ ਉਮਰੇ
ਸਾਹਿਬਜ਼ਾਦਾ ਹਰਿਗੋਬਿੰਦ ਜੀ ਨੂੰ ਸੀਤਲਾ (ਮਾਤਾ-ਰੋਗ)ਦੀਆਂ ਫਿਨਸੀਆਂ ਦੇ ਨਾਲ ਬੜਾ ਤੇਜ਼ ਬੁਖ਼ਾਰ ਹੋ ਜਾਣ ਕਾਰਨ ਮਾਤਾ ਗੰਗਾ ਜੀ ਨੂੰ ਬੜੇ ਘਬਰਾਏ ਹੋਏ ਦਰਸਾ ਕੇ ਗੁਰੂ ਅਰਜਨ ਸਾਹਿਬ
ਜੀ ਨੂੰ ਪ੍ਰਵਾਰ ਸਮੇਤ ਦਰਬਾਰ ਸਾਹਿਬ ਜਾਂਦੇ ਦਰਸਾਇਆ ਹੈ।
ਚੌਪਈ॥ਕੜਾਹ ਪ੍ਰਸ਼ਾਦੁਪ੍ਰਭ ਕੀਯੋ ਬਿਅੰਤਾ। ਗੁਰੂ ਗ੍ਰੰਥ ਕੀ ਭੇਟ ਅਨੰਤਾ।
ਜਰੀ ਰੁਮਾਲ ਬਹੁਤੁ ਬਨਾਏ।ਸ੍ਰੀ ਦਰਬਾਰ ਕੈ ਊਪਰਿ ਪਾਏ॥ 131॥
ਲਿਖਾਰੀ ਦੀ ਕੂਟ ਨੀਤੀ ਨੇ ਗੁਰੂ ਪਰਮੇਸ਼ਰ ਨੂੰ ਬੇਅੰਤ ਕੜਾਹ ਗੁਰੂ ਗ੍ਰੰਥ ਜੀ ਦੀ ਭੇਟਾ ਕਰਕੇ ਬਹੁਤ ਸਾਰੇ ਰੇਸ਼ਮੀ ਰੁਮਾਲੇ ਕੰਧਾ ਕੋਠਿਆਂ ਰੂਪ ਸ੍ਰੀ ਦਰਬਾਰ ਸਾਹਿਬ ਜੀ ਉਪਰ ਪਾਉਂਦੇ ਦਰਸਾ
ਦਿਤਾਇਸ ਤੋਂ ਉਪਰੰਤ ਬਾਬਾ ਮਹਾਂ ਦੇਵ ਜੀ ਦੇ ਮਿਰਤਕ ਸੰਸਕਾਰਾਂ ਤੋਂ ਆਰੰਭ ਹੋ ਕੇ ਵੈਸੇ ਹੀ ਲੱਗ ਭੱਗ 28 ਮਿਰਤਕ ਪ੍ਰਸੰਗਾਂ ਵਿੱਚ ਬਾਰ ਬਾਰ ਕੜਾਹ ਵਰਤਾਏ ਜਾਣ ਦੀ ਗੱਲ ਪਾਠਕ
ਪਹਿਲਾਂ ਪੜ੍ਹ ਚੁੱਕੇ ਹਨ। ਕੂੜ ਕਬਾੜ ਨਾਲ ਭਰੇ ਇਸ ਗੁਰਬਿਲਾਸ ਦੀ ਕਥਾ 300 ਸਾਲ ਹੁੰਦੀ ਰਹਿਣ ਤੋਂ ਸਾਰਾ ਬ੍ਰਹਮਣ ਵਾਦ ਸਿਖਾਂ ਲਈ ਗੁਰਮਤਿ ਬਣ ਚੁੱਕਾਹੈ। ਦਰਬਾਰ ਸਾਹਿਬ ਦੀ
ਸਾਰੀ ਮ੍ਰਯਾਦਾ ਗੁਰਬਿਲਾਸ ਦੀ ਹੀ ਲਿਖਤ ਦੇ ਅਨੁਸਾਰ ਹੋਣੀ ਉਪਰੋਕਤ ਲਕੀਰ ਵਾਲੇ ਕਥਨ ਨੂੰ ਸ਼ੰਕਾ ਰਹਿਤ ਸੱਚੁ ਸਿੱਧ ਕਰਦੀ ਹੈ-
{N0te:-"ਕੜਾਹ-ਪ੍ਰਸ਼ਾਦਿ" ਬਾਰੇ ਲਿਖਾਰੀ ਦੀ ਉਚੇਚੀ ਦਿਲਚਸਪੀ ਦਰਸਾਉਣ ਦੇ ਭੇਤ ਦਾ ਪਤਾ ਕਰਨਾਂ ਚਾਹਿਆ ਤਾਂ ਪੁਜਾਰੀਆਂ ਵਲੋਂ ਲੁਕਾਈ ਰੱਖੇ ਬੜੇ ਗੰਭੀਰ ਇਤਿਹਾਸਕ ਭੇਤ ਦਾ
ਪਤਾ ਲਗਣ ਤੋਂ ਸਖ਼ਤ ਪਰੇਸ਼ਾਨੀ ਹੋਈ। ਇਸ ਭੇਤ ਬਾਰੇ ਸ਼ੰਕਾ ਰਹਿਤ ਹੋ ਜਾਣ ਲਈ ਦਾਸਰਾ ਵਿਸਥਾਰ ਪੂਰਬਕ ਪੜਤਾਲ ਕਰ ਰਿਹਾ ਹੈ। ਏਸੇ ਤੀਬਰ ਉਤਸੁਕਤਾ ਸਹਿਤ ਸ: ਗੁਰਤੇਜ ਸਿੰਘ
ਜੀ ਸਾਬਕਾIAS ਚੰਡੀਗੜ ਦੀ ਸੇਵਾ ਵਿੱਚ ਵੀ ਬੇਨਤੀ ਪੱਤਰ ਲਿਖ ਭੇਜਿਆ ਹੈ। ਏਸੇ ਵਿਸ਼ੇ ਤੇ ਅਧਾਰਤ "ਸ਼੍ਰੀ ਕਰਤਾਰ ਪੂਰੀ ਬੀੜ' ਨਾਮਕ ਲੇਖ ਸਿੱਖ ਵਿਰਸਾ ਦੇ ਨਾਲ ਸੁਜਾਨ ਪਾਠਕ ਛੇਤੀ
ਹੀ ਸਪੋਕਸਮੈਨ ਵਿੱਚ ਵੀ ਪੜ੍ਹ ਸਕਣਗੇ। ਪਾਠਕਾਂ ਦੀ ਸਦੀਵੀ ਜਾਣਕਾਰੀ ਵਾਸਤੇ ਅੰਤ ਨੂੰ ਉਹ ਸਭ ਕੁੱਝ ਨੌਵੀਂ ਪੁਸਤਕ ਦਾ ਭਾਗ ਬਣ ਜਾਣਾ ਹੈ।}
8-ਗੁਰਬਿਲਾਸ ਦੇ ਲਿਖਾਰੀ ਨੇ ਗੁਰੂਗ੍ਰੰਥ ਸਾਹਿਬ ਸਿਰਜੇ ਜਾਣ ਦੀ “ਕੁਫ਼ਰ ਗਾਥਾ” ਵਿੱਚ ‘ਰਾਗ’ ਵੀ ਮਨੁੱਖਾ ਦੇਹ ਧਾਰ ਕੇ ਹਾਲ ਦੁਹਾਈ ਪਾਉਂਦੇ ਪੰਚਮ ਪਾਤਸ਼ਾਹ ਜੀ ਕੋਲ ਹਾਜ਼ਰ ਆ
ਹੁੰਦੇ ਦਰਸਾਏ ਹੋਏ ਹਨ। ਕਥਿਤ ਰਾਗਾਂ ਦੀ ਕਥਿਤ ਪੁਕਾਰ ਸੁਣ ਕੇ ਗੁਰੂ ਅਰਜਨ ਸਾਹਿਬ ਜੀ ਨੂੰ ਰਾਗਮਾਲਾ ਵੀ ਗੁਰਬਾਣੀ ਵਿੱਚ ਸ਼ਾਮਲ ਕਰਦੇ ਦਰਸਾ ਲਿਆ। ਜਿਸ ਤੋਂ ਲਿਖਾਰੀ
ਅਨੁਸਾਰ- “ਅਤਿ ਅਨੰਦ ਮਨਿ ਰਾਗਨ ਲਏ“(ਚੌਪਈ 655-ਸਫ਼ਾ 115)। ਅਜੇਹਾ ਕੁਫ਼ਰ ਦਰਸਾ ਲੈਣ ਉਪਰੰਤ ਗੁਰੂਗ੍ਰੰਥ ਦੀ ਸੰਪੂਰਨਤਾ ਦੇ ਕਥਿਤ ਭੋਗ ਸਮੇ ਦੀ ਝੂਠ-ਵਾਰਤਾ
ਲਿਖਾਰੀ ਨੇ ਇਉਂ ਦਰਸਾਈ ਹੈਂ:-
ਸ੍ਰੀ ਗੁਰ ਭੋਗੁ ਗ੍ਰਿੰਥ ਕਾ ਪਾਯੋ। ਭਾਂਤਿ ਭਾਂਤਿਪਰਸਾਦ ਕਰਾਯੋ।
ਕੜਾਹ ਪ੍ਰਸ਼ਾਦੁਸੁ ਭਯੋ ਬਿਅੰਤਾ। ਆਗ੍ਯਾ ਕਰੀ ਗੁਰ ਭਗਵੰਤਾ॥ 656॥
ਹੁਮ ਹੁਮਾਇ ਸੰਗਤਿ ਸਭ ਆਈ। ਰਾਮਸਰ ਮਨਿ ਆਨੰਦੁ ਪਾਈ।
ਸ੍ਰੀ ਗੁਰ ਸਨਮੁਖ ਕਲਿਜੁਗ ਆਯੋ। ਉਸਤਤਿ ਕਰੀ ਅਧਿਕ ਮਨੁ ਲਾਯੋ॥ 657॥ (ਸਫ਼ਾ-115)
ਭੋਗ ਵਾਲੇ ਦਿਨ ਲਿਖਾਰੀ ਨੇ ਭਾਂਤ ਭਾਂਤ ਦਾ (ਲੰਗਰ) ਪ੍ਰਸ਼ਾਦ ਅਤੇ ਬੇਅੰਤ ਕੜ੍ਹਾਹ ਪ੍ਰਸਾਦ ਤਿਆਰ ਹੋਇਆ ਦਰਸਾ ਲਿਆ ਹੈ। ਧਿਆਨ ਰਹੇ ਕਿ ਜਿਸ ਕਲਿਜੁਗ ਦਾ ਜ਼ਿਕਰ ਉਪਰੋਕਤ
657ਨੰਬਰ ਵਿੱਚ ਹੈ ਉਸ ਕਲੂਕਾਲ ਦੀ ਹੋਂਦ ਨੂੰ ਜਨਮਤ ਸਤਿਗੁਰੁ ਨਾਨਕ ਸਾਹਿਬ ਜੀ ਨੇ ਆਪ ਹੀ ਇਉ ਰੱਦ ਕਰ ਦਿੱਤਾ ਹੋਇਆ ਸੀ:-
"ਸੋਈ ਚੰਦੁ ਚੜਹਿ ਸੇ ਤਾਰੇ ਸੋਈ ਦਿਨੀਅਰੁ ਤਪਤ ਰਹੈ॥ ਸਾ ਧਰਤੀ ਸੋ ਪਉਣੁ ਝੁਲਾਰੇ ਜੁਗ ਜੀਅ ਖੇਲੇ ਥਾਵ ਕੈਸੇ॥ 1 ॥ ਜੀਵਨ ਤਲਬ ਨਿਵਾਰਿ॥ ਹੋਵੈ ਪਰਵਾਣਾ ਕਰਹਿ ਧਿਙਾਣਾ ਕਲਿ
ਲਖਣ ਵੀਚਾਰਿ॥ . . 3॥ . .॥ 1॥ {902}
ਮਹਾਂ ਹੁਸ਼ਿਆਰ ਤੇ ਤਜਰਬੇਕਾਰ ਵਿਦਵਾਨ ਲਿਖਾਰੀ ਨੇ, ਉਸ ਨਿਰਮੂਲ ਕਲਜੁਗ ਨੂੰ ਗੁਰੂ ਦਰਬਾਰ ਵਿੱਚ ਆ ਵੜਨ ਦੀ ਖੁੱਲ਼੍ਹ, ਸਪੱਸ਼ਟ ਸ਼ਬਦਾਂ ਵਿੱਚ ਦੇਂਦੇ, ਗੁਰੂ ਅਰਜਨ ਸਾਹਿਬ ਜੀ ਨੂੰ ਹੀ
ਇਉਂ ਦਰਸਾਇਆ ਹੈ:-
ਚੌਪਈ॥ ਤਿਹ ਬਿਨਤੀ ਸੁਨਿ ਸ੍ਰੀ ਗੁਰ ਬੋਲੇ। ਸਨੋ ਕਲੂ ਤੁਮ ਬਚਨ ਅਮੋਲੇ।
ਨਿਰਵਿਕਲਪ ਜਹ ਸੰਗਤਿ ਹੋਵੇ। ਤਾਂ ਕੋ ਤੁਮ ਨਹਿ ਨੈਨਨ ਜੋਵੈ॥ 661॥ {ਸਫ਼ਾ-116}
ਜਬ ਕੜਾਹਸੰਗਤਿ ਮੈ ਆਵੈ। ਤਿਹ ਛਿਨ ਤੁਮ ਭੀ ਵਾਸਾ ਪਾਵੈ।
ਜਿਚਰ ਵਰਤਤ ਹੈ ਕੜਾਹ। ਤਿਚਰ ਵਾਸਾ ਤੁਮਰੋ ਆਹਾ॥ 662॥
.